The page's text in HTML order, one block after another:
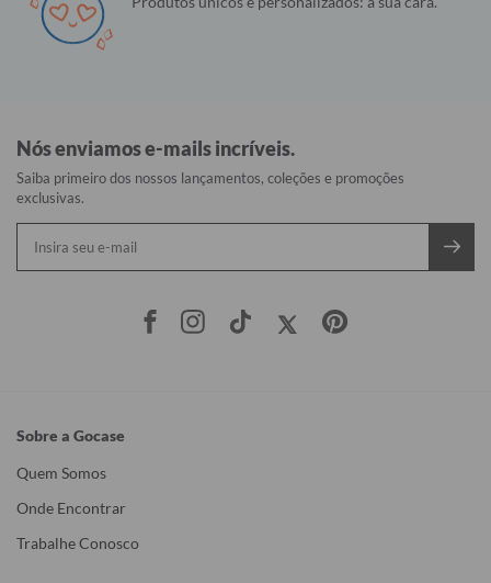
Nós enviamos e-mails incríveis.
Saiba primeiro dos nossos lançamentos, coleções e promoções
exclusivas.
Sobre a Gocase
Quem Somos
Onde Encontrar
Trabalhe Conosco